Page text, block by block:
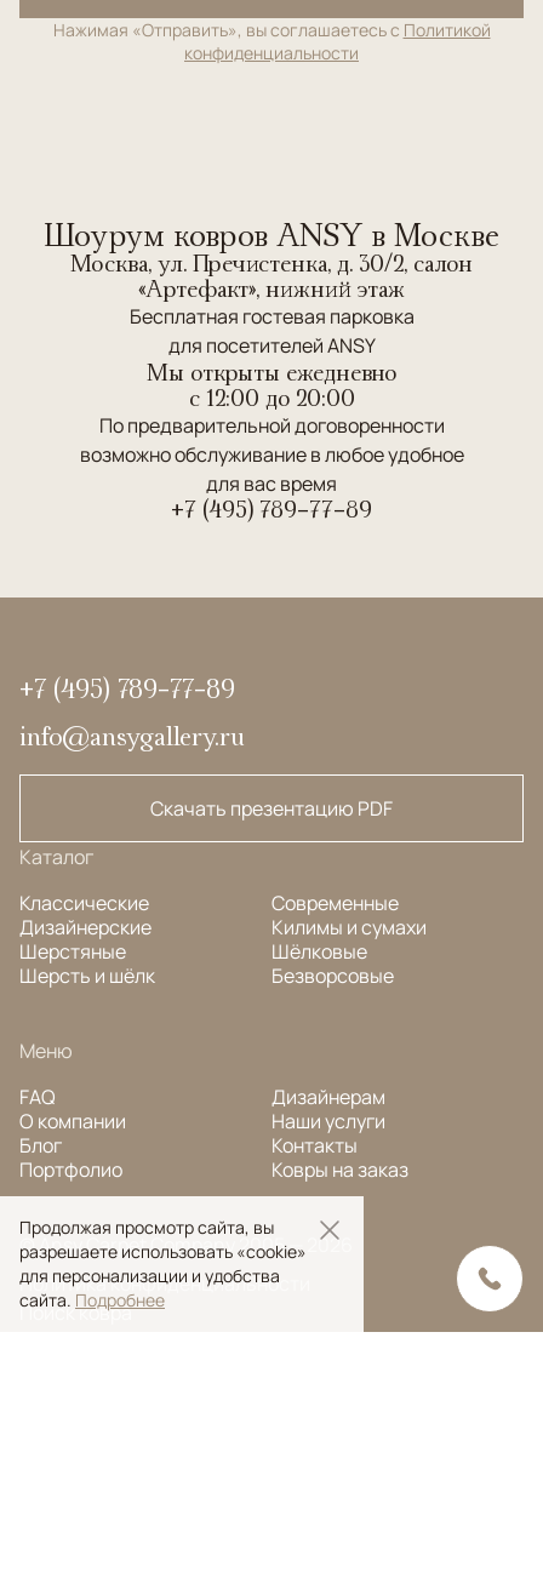
Нажимая «Отправить», вы соглашаетесь с Политикой
конфиденциальности
Шоурум ковров ANSY в Москве
Москва, ул. Пречистенка, д. 30/2, салон
«Артефакт», нижний этаж
Бесплатная гостевая парковка
для посетителей ANSY
Мы открыты ежедневно
c 12:00 до 20:00
По предварительной договоренности
возможно обслуживание в любое удобное
для вас время
+7 (495) 789-77-89
+7 (495) 789-77-89
info@ansygallery.ru
Скачать презентацию PDF
Каталог
Классические
Дизайнерские
Шерстяные
Шерсть и шёлк
Современные
Килимы и сумахи
Шёлковые
Безворсовые
Меню
FAQ
О компании
Блог
Портфолио
Дизайнерам
Наши услуги
Контакты
Ковры на заказ
© Ansy Carpet Company 2005 — 2026
Политика конфиденциальности
Поиск ковра
Продолжая просмотр сайта, вы
разрешаете использовать «cookie»
для персонализации и удобства
сайта. Подробнее